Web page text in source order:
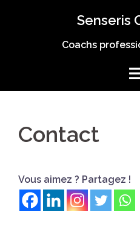
Senseris
Coachs
Contact
Vous aimez ? Partagez !